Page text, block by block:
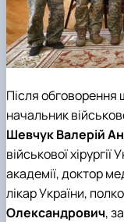
Після обговорення
начальник
Шевчук Валерій
військової
академії, доктор
лікар України,
Олександрович,